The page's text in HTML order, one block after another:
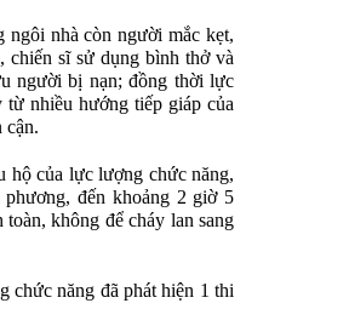
ngôi nhà còn người mắc kẹt,
chiến sĩ sử dụng bình thở và
người bị nạn; đồng thời lực
nhiều hướng tiếp giáp của
cận.
hộ của lực lượng chức năng,
đến khoảng 2 giờ 5
không để cháy lan sang
chức năng đã phát hiện 1 thi